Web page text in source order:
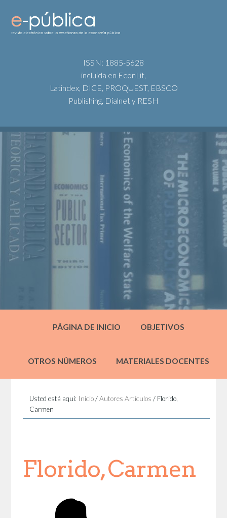
ISSN: 1885-5628
incluida en EconLit,
Latindex, DICE, PROQUEST, EBSCO
Publishing, Dialnet y RESH
PÁGINA DE INICIO OBJETIVOS
OTROS NÚMEROS MATERIALES DOCENTES
Usted está aquí: Inicio / Autores Artículos / Florido,
Carmen
Florido, Carmen